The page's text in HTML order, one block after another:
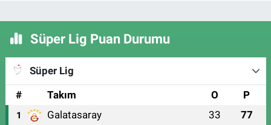
Süper Lig Puan Durumu
Süper Lig
#
Takım O P
1 Galatasaray 33 77